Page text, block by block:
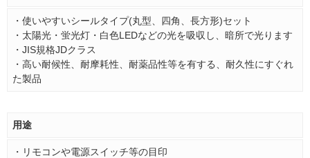
・使いやすいシールタイプ(丸型、四角、長方形)セット
・太陽光・蛍光灯・白色LEDなどの光を吸収し、暗所で光ります
・JIS規格JDクラス
・高い耐候性、耐摩耗性、耐薬品性等を有する、耐久性にすぐれ
た製品
用途
・リモコンや電源スイッチ等の目印